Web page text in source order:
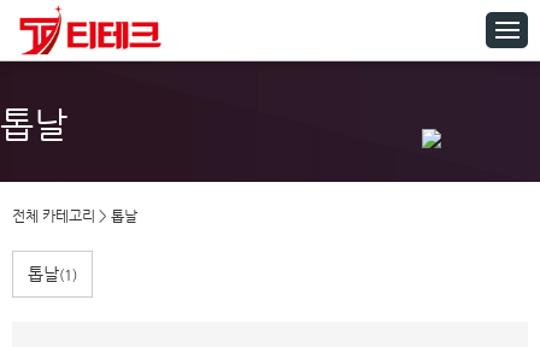
톱날
전체 카테고리 > 톱날
톱날(1)